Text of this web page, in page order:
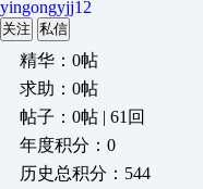
yingongyjj12
关注 私信
精华：0帖
求助：0帖
帖子：0帖 | 61回
年度积分：0
历史总积分：544